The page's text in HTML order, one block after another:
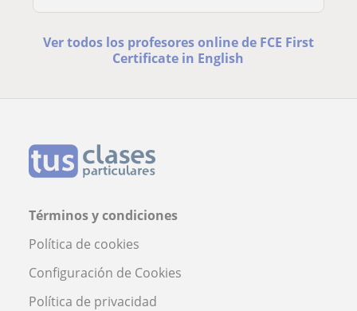
Ver todos los profesores online de FCE First
Certificate in English
Términos y condiciones
Política de cookies
Configuración de Cookies
Política de privacidad